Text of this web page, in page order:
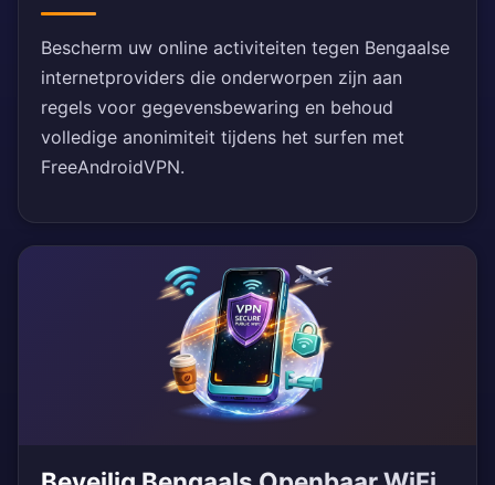
Bescherm uw online activiteiten tegen Bengaalse
internetproviders die onderworpen zijn aan
regels voor gegevensbewaring en behoud
volledige anonimiteit tijdens het surfen met
FreeAndroidVPN.